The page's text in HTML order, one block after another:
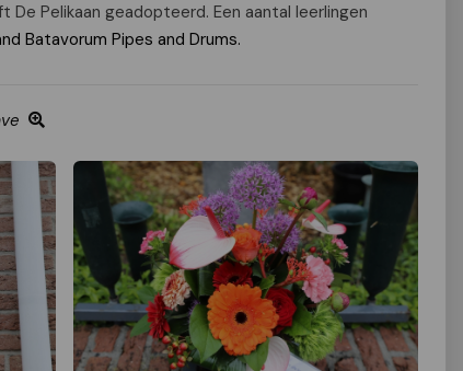
De Pelikaan geadopteerd. Een aantal leerlingen
Batavorum Pipes and Drums.